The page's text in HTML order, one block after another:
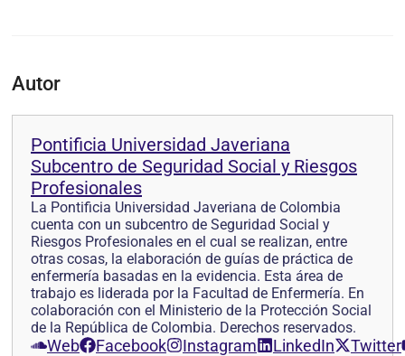
Autor
Pontificia Universidad Javeriana
Subcentro de Seguridad Social y Riesgos
Profesionales
La Pontificia Universidad Javeriana de Colombia
cuenta con un subcentro de Seguridad Social y
Riesgos Profesionales en el cual se realizan, entre
otras cosas, la elaboración de guías de práctica de
enfermería basadas en la evidencia. Esta área de
trabajo es liderada por la Facultad de Enfermería. En
colaboración con el Ministerio de la Protección Social
de la República de Colombia. Derechos reservados.
Web Facebook Instagram LinkedIn Twitter